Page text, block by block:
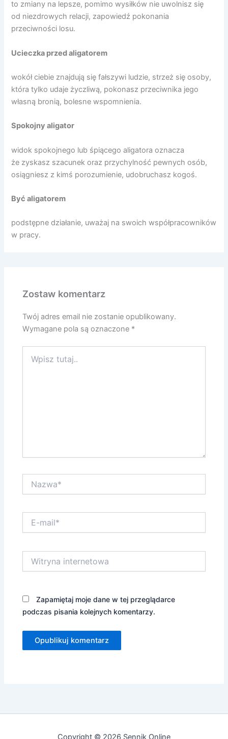
to zmiany na lepsze, pomimo wysiłków nie uwolnisz się
od niezdrowych relacji, zapowiedź pokonania
przeciwności losu.
Ucieczka przed aligatorem
wokół ciebie znajdują się fałszywi ludzie, strzeż się osoby,
która tylko udaje życzliwą, pokonasz przeciwnika jego
własną bronią, bolesne wspomnienia.
Spokojny aligator
widok spokojnego lub śpiącego aligatora oznacza
że zyskasz szacunek oraz przychylność pewnych osób,
osiągniesz z kimś porozumienie, udobruchasz kogoś.
Być aligatorem
podstępne działanie, uważaj na swoich współpracowników
w pracy.
Zostaw komentarz
Twój adres email nie zostanie opublikowany.
Wymagane pola są oznaczone *
tutaj..
mail*
internetowa
Zapamiętaj moje dane w tej przeglądarce
podczas pisania kolejnych komentarzy.
Copyright © 2026 Sennik Online